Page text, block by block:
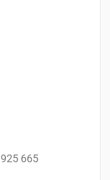
/ 83367
/ 925 665